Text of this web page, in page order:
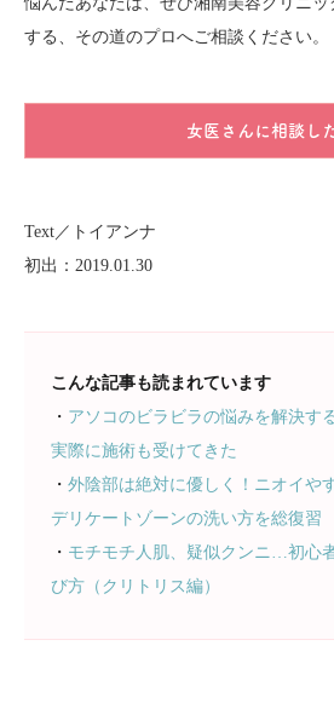
する、その道のプロへご相談ください。
女医さんに相談し
Text／トイアンナ
初出：2019.01.30
こんな記事も読まれています
・ アソコのビラビラの悩みを解決す
実際に施術も受けてきた
・ 外陰部は絶対に優しく！ニオイや
デリケートゾーンの洗い方を総復習
・ モチモチ人肌、疑似クンニ…初心
び方（クリトリス編）